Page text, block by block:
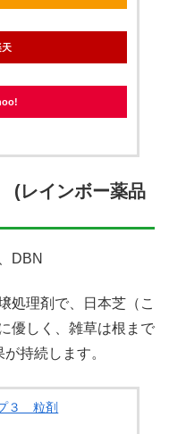
天
インボー薬品
DBN
処理剤で、日本芝（こ
優しく、雑草は根まで
持続します。
３ 粒剤